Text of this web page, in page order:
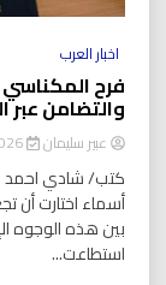
اخبار العرب
فرح
والتضامن عبر
عبير سليمان 2026-08-03
كتب/ شادي احمد من
أسماء اختارت أن
بين هذه الوجوه
استطاعت...